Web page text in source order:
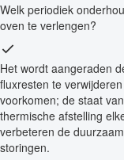
Welk periodiek
oven te verlengen?
Het wordt aangeraden
fluxresten te
voorkomen; de staat
thermische afstelling
verbeteren de
storingen.